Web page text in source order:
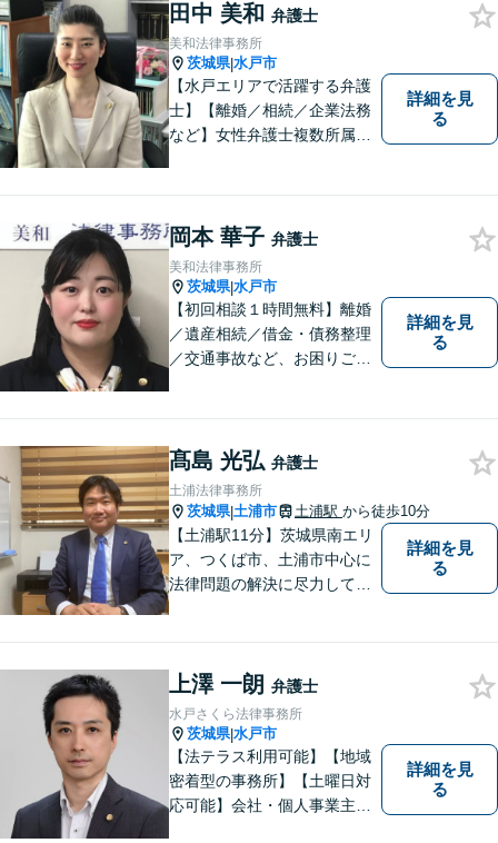
把握した上で、正当な権利を
守るために丁寧な対応を致し
ます。
田中 美和 弁護士
美和法律事務所
茨城県|水戸市
【水戸エリアで活躍する弁護
士】【離婚／相続／企業法務
など】女性弁護士複数所属／
いたします。お困りごとがあ
ればお気軽にご相談くださ
い。
詳細を見
る
岡本 華子 弁護士
美和法律事務所
茨城県|水戸市
【初回相談１時間無料】離婚
／遺産相続／借金・債務整理
／交通事故など、お困りごと
ートします。
詳細を見
る
髙島 光弘 弁護士
土浦法律事務所
茨城県|土浦市 土浦駅 から徒歩10分
【土浦駅11分】茨城県南エリ
ア、つくば市、土浦市中心に
法律問題の解決に尽力してお
ら、お気軽にご相談くださ
い。
詳細を見
る
上澤 一朗 弁護士
水戸さくら法律事務所
茨城県|水戸市
【法テラス利用可能】【地域
密着型の事務所】【土曜日対
応可能】会社・個人事業主の
詳細を見
る